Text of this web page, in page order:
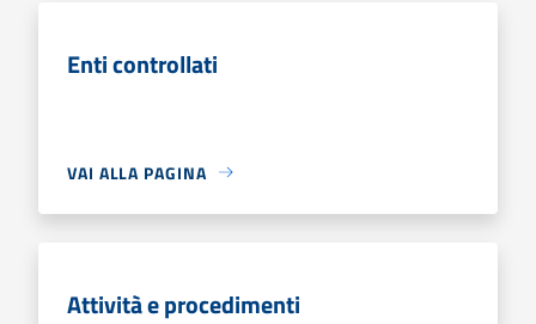
Enti controllati
VAI ALLA PAGINA
Attività e procedimenti